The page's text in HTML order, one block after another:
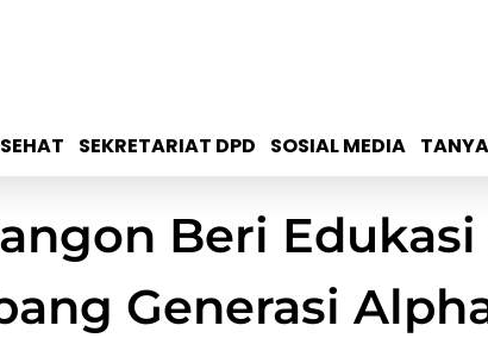
SEKRETARIAT DPD SOSIAL MEDIA
Beri
Generasi